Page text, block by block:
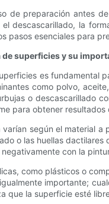
de preparación antes
el descascarillado, la
pasos esenciales para
superficies y su
es fundamental
como polvo,
o descascarillado
para obtener resultados
según el material
o las huellas
con la
como plásticos o
importante;
que la superficie esté